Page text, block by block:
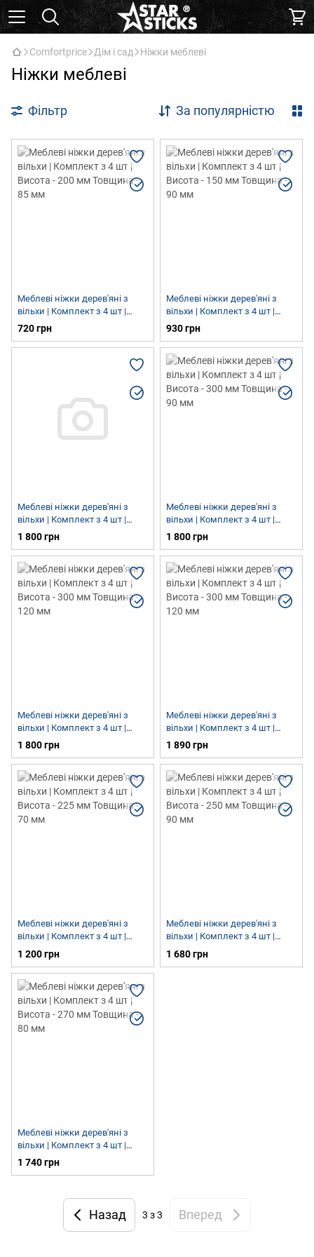
Comfortprice Дім і сад Ніжки меблеві
Ніжки меблеві
Фільтр За популярністю
Меблеві ніжки дерев'яні з
вільхи | Комплект з 4 шт |
Висота - 200 мм Товщина - 85
720 грн
Меблеві ніжки дерев'яні з
вільхи | Комплект з 4 шт |
Висота - 150 мм Товщина - 90
930 грн
Меблеві ніжки дерев'яні з
вільхи | Комплект з 4 шт |
Висота - 300 мм Товщина - 90
1 800 грн
Меблеві ніжки дерев'яні з
вільхи | Комплект з 4 шт |
Висота - 300 мм Товщина - 90
1 800 грн
Меблеві ніжки дерев'яні з
вільхи | Комплект з 4 шт |
Висота - 300 мм Товщина - 120
1 800 грн
Меблеві ніжки дерев'яні з
вільхи | Комплект з 4 шт |
Висота - 300 мм Товщина - 120
1 890 грн
Меблеві ніжки дерев'яні з
вільхи | Комплект з 4 шт |
Висота - 225 мм Товщина - 70
1 200 грн
Меблеві ніжки дерев'яні з
вільхи | Комплект з 4 шт |
Висота - 250 мм Товщина - 90
1 680 грн
Меблеві ніжки дерев'яні з
вільхи | Комплект з 4 шт |
Висота - 270 мм Товщина - 80
1 740 грн
Назад 3 з 3 Вперед